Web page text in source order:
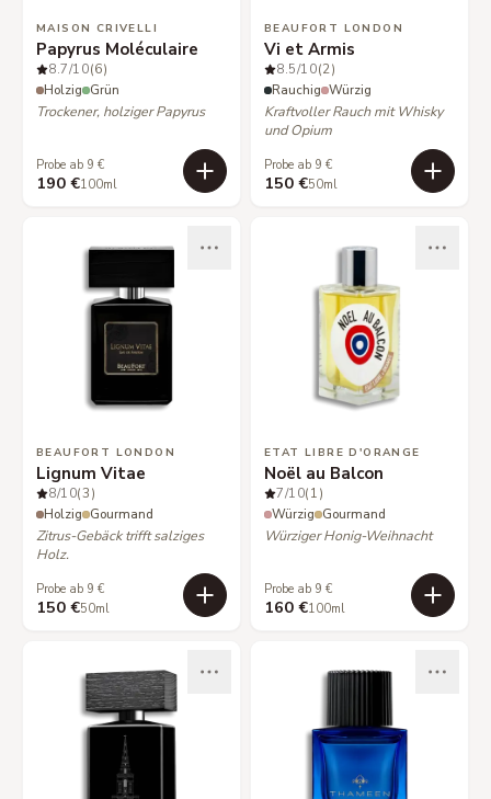
MAISON CRIVELLI
Papyrus Moléculaire
8.7/10(6)
Holzig Grün
Trockener, holziger Papyrus
Probe ab 9 €
190 €100ml
BEAUFORT LONDON
Vi et Armis
8.5/10(2)
Rauchig Würzig
Kraftvoller Rauch mit Whisky
und Opium
Probe ab 9 €
150 €50ml
BEAUFORT LONDON
Lignum Vitae
8/10(3)
Holzig Gourmand
Zitrus-Gebäck trifft salziges
Holz.
Probe ab 9 €
150 €50ml
ETAT LIBRE D'ORANGE
Noël au Balcon
7/10(1)
Würzig Gourmand
Würziger Honig-Weihnacht
Probe ab 9 €
160 €100ml